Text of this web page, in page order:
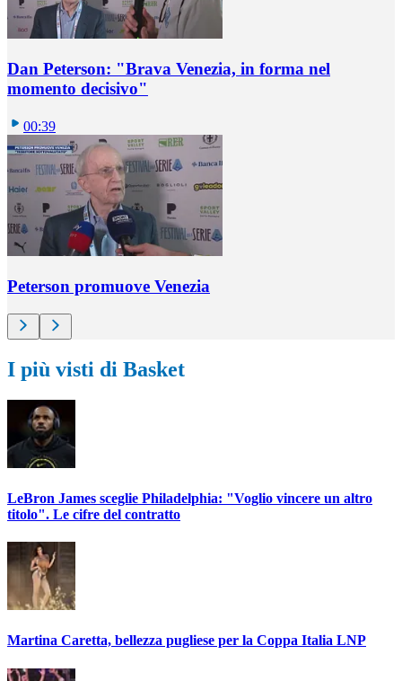
Dan Peterson: "Brava Venezia, in forma nel
momento decisivo"
00:39
Peterson promuove Venezia
I più visti di Basket
LeBron James sceglie Philadelphia: "Voglio vincere un altro
titolo". Le cifre del contratto
Martina Caretta, bellezza pugliese per la Coppa Italia LNP